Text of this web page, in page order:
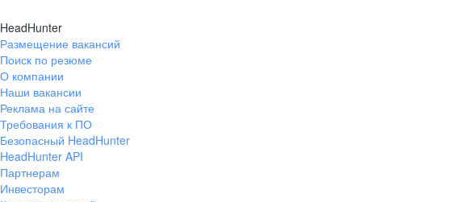
HeadHunter
Размещение вакансий
Поиск по резюме
О компании
Наши вакансии
Реклама на сайте
Требования к ПО
Безопасный HeadHunter
HeadHunter API
Партнерам
Инвесторам